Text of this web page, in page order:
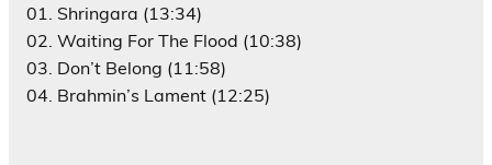
01. Shringara (13:34)
02. Waiting For The Flood (10:38)
03. Don’t Belong (11:58)
04. Brahmin’s Lament (12:25)